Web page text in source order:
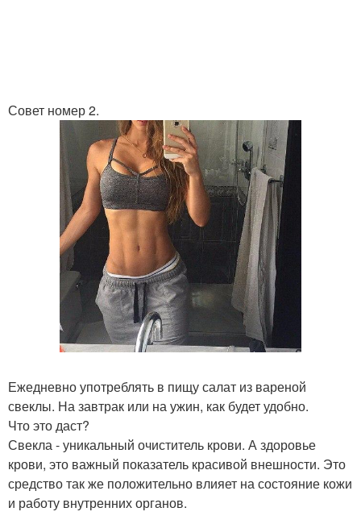
Совет номер 2.
Ежедневно употреблять в пищу салат из вареной
свеклы. На завтрак или на ужин, как будет удобно.
Что это даст?
Свекла - уникальный очиститель крови. А здоровье
крови, это важный показатель красивой внешности. Это
средство так же положительно влияет на состояние кожи
и работу внутренних органов.